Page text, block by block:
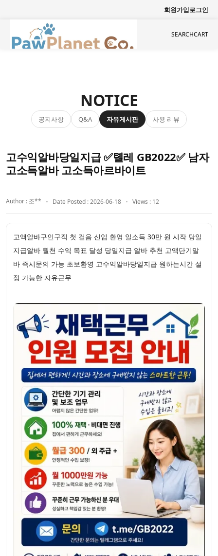
회원가입로그인
SEARCHCART
NOTICE
공지사항 Q&A 자유게시판 사용 리뷰
고수익알바당일지급 ✅톌레 GB2022✅ 남자
고소득알바 고소득아르바이트
Author : 조** Date Posted : 2026-06-18 Views : 12
고액알바구인구직 첫 걸음 신입 환영 일소득 30만 원 시작 당일
지급알바 월천 수익 목표 달성 당일지급 알바 추천 고액단기알
바 즉시문의 가능 초보환영 고수익알바당일지급 원하는시간 설
정 가능한 자유근무